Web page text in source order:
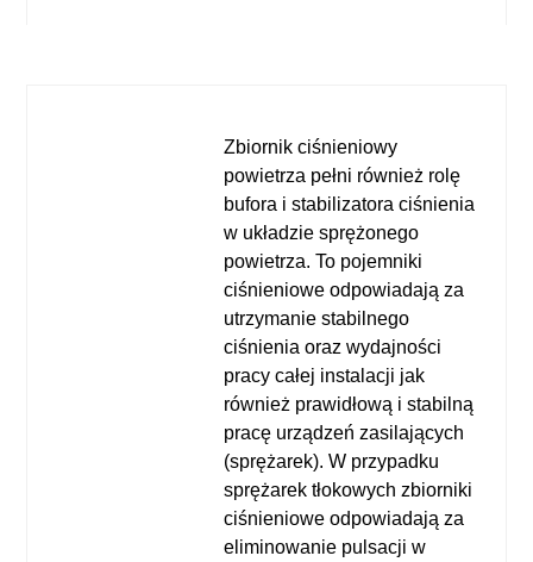
Zbiornik ciśnieniowy
powietrza pełni również rolę
bufora i stabilizatora ciśnienia
w układzie sprężonego
powietrza. To pojemniki
ciśnieniowe odpowiadają za
utrzymanie stabilnego
ciśnienia oraz wydajności
pracy całej instalacji jak
również prawidłową i stabilną
pracę urządzeń zasilających
(sprężarek). W przypadku
sprężarek tłokowych zbiorniki
ciśnieniowe odpowiadają za
eliminowanie pulsacji w